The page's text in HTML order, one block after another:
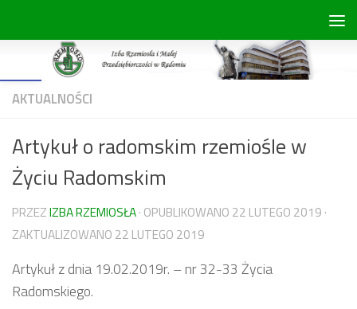
Open toolbar
AKTUALNOŚCI
Artykuł o radomskim rzemiośle w
Życiu Radomskim
PRZEZIZBA RZEMIOSŁA· OPUBLIKOWANO 22 LUTEGO 2019 ·
ZAKTUALIZOWANO 22 LUTEGO 2019
Artykuł z dnia 19.02.2019r. – nr 32-33 Życia
Radomskiego.